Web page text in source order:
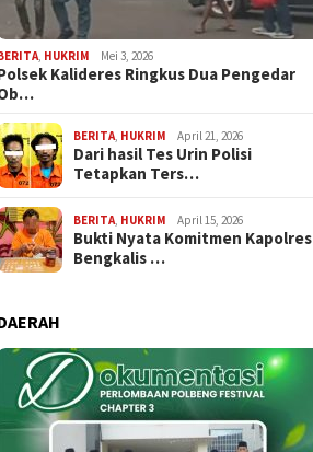
HUKRIM Mei 3, 2026
Kalideres Ringkus Dua Pengedar
BERITA HUKRIM April 21, 2026
Dari hasil Tes Urin Polisi
Tetapkan Ters…
BERITA HUKRIM April 15, 2026
Bukti Nyata Komitmen Kapolres
Bengkalis …